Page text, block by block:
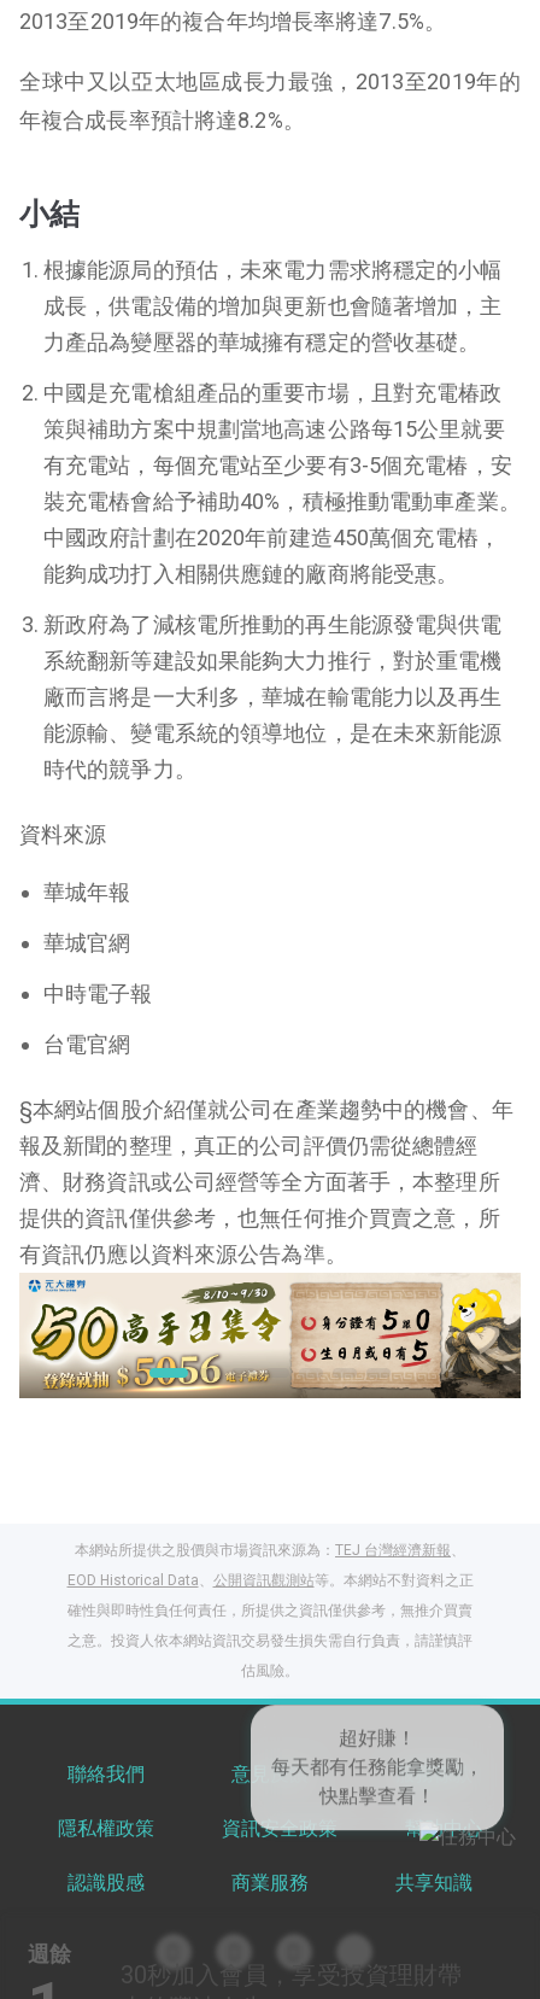
2013至2019年的複合年均增長率將達7.5%。
全球中又以亞太地區成長力最強，2013至2019年的
年複合成長率預計將達8.2%。
小結
根據能源局的預估，未來電力需求將穩定的小幅
成長，供電設備的增加與更新也會隨著增加，主
力產品為變壓器的華城擁有穩定的營收基礎。
中國是充電槍組產品的重要市場，且對充電椿政
策與補助方案中規劃當地高速公路每15公里就要
有充電站，每個充電站至少要有3-5個充電椿，安
裝充電樁會給予補助40%，積極推動電動車產業。
中國政府計劃在2020年前建造450萬個充電樁，
能夠成功打入相關供應鏈的廠商將能受惠。
新政府為了減核電所推動的再生能源發電與供電
系統翻新等建設如果能夠大力推行，對於重電機
廠而言將是一大利多，華城在輸電能力以及再生
能源輸、變電系統的領導地位，是在未來新能源
時代的競爭力。
資料來源
華城年報
華城官網
中時電子報
台電官網
§本網站個股介紹僅就公司在產業趨勢中的機會、年
報及新聞的整理，真正的公司評價仍需從總體經
濟、財務資訊或公司經營等全方面著手，本整理所
提供的資訊僅供參考，也無任何推介買賣之意，所
有資訊仍應以資料來源公告為準。
週餘
30秒加入會員，享受投資理財帶
本網站所提供之股價與市場資訊來源為： TEJ 台灣經濟新報
EOD Historical Data
公開資訊觀測站等。本網站不對資料之正
確性與即時性負任何責任，所提供之資訊僅供參考，無推介買賣
之意。投資人依本網站資訊交易發生損失需自行負責，請謹慎評
估風險。
聯絡我們 意見反饋 服務條款
隱私權政策 資訊安全政策 幫助中心
認識股感 商業服務 共享知識
任一文章
出國就缺這咖？股